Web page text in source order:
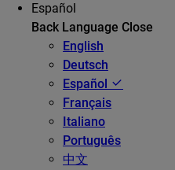
Español
Back Language Close
English
Deutsch
Español
Français
Italiano
Português
中文